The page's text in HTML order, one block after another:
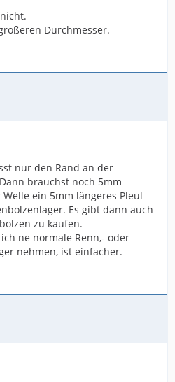
Durchmesser.
nur den Rand an der
brauchst noch 5mm
ein 5mm längeres Pleul
Es gibt dann auch
zu kaufen.
ne normale Renn,- oder
nehmen, ist einfacher.